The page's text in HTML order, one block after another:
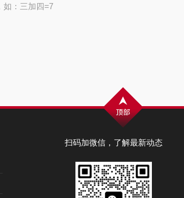
如：三加四=7
扫码加微信，了解最新动态